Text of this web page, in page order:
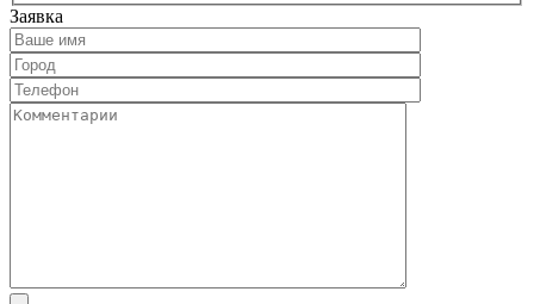
Заявка